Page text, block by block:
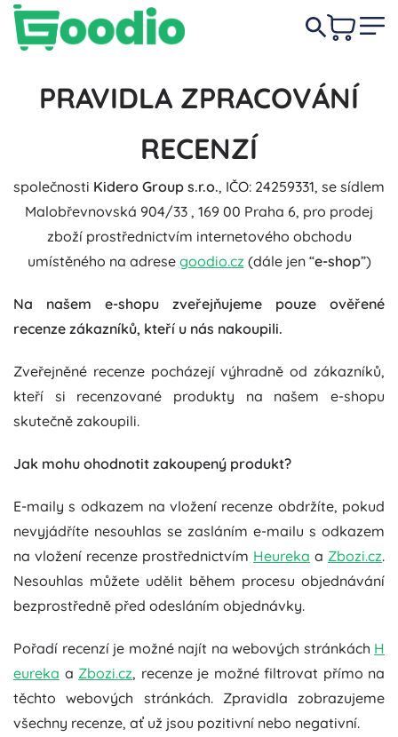
PRAVIDLA ZPRACOVÁNÍ
RECENZÍ
společnosti Kidero Group s.r.o., IČO: 24259331, se sídlem
Malobřevnovská 904/33 , 169 00 Praha 6, pro prodej
zboží prostřednictvím internetového obchodu
umístěného na adrese goodio.cz (dále jen “e-shop”)
Na našem e-shopu zveřejňujeme pouze ověřené
recenze zákazníků, kteří u nás nakoupili.
Zveřejněné recenze pocházejí výhradně od zákazníků,
kteří si recenzované produkty na našem e-shopu
skutečně zakoupili.
Jak mohu ohodnotit zakoupený produkt?
E-maily s odkazem na vložení recenze obdržíte, pokud
nevyjádříte nesouhlas se zasláním e-mailu s odkazem
na vložení recenze prostřednictvím Heureka a Zbozi.cz.
Nesouhlas můžete udělit během procesu objednávání
bezprostředně před odesláním objednávky.
Pořadí recenzí je možné najít na webových stránkách H
eureka a Zbozi.cz, recenze je možné filtrovat přímo na
těchto webových stránkách. Zpravidla zobrazujeme
všechny recenze, ať už jsou pozitivní nebo negativní.